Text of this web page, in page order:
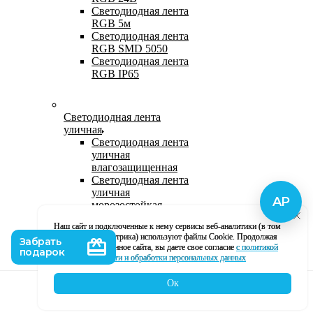
Светодиодная лента
RGB 5м
Светодиодная лента
RGB SMD 5050
Светодиодная лента
RGB IP65
Светодиодная лента
уличная
Светодиодная лента
уличная
влагозащищенная
Светодиодная лента
уличная
морозостойкая
светодиодная лента
220В
Светодиодная лента
уличная в силиконе
Наш сайт и подключенные к нему сервисы веб-аналитики (в том
числе, Яндекс Метрика) используют файлы Cookie. Продолжая
использование данное сайта, вы даете свое согласие с политикой
кофиденциальности и обработки персональных данных
Ок